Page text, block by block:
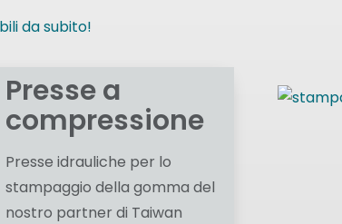
Presse a
compressione
Presse idrauliche per lo
stampaggio della gomma del
nostro partner di Taiwan